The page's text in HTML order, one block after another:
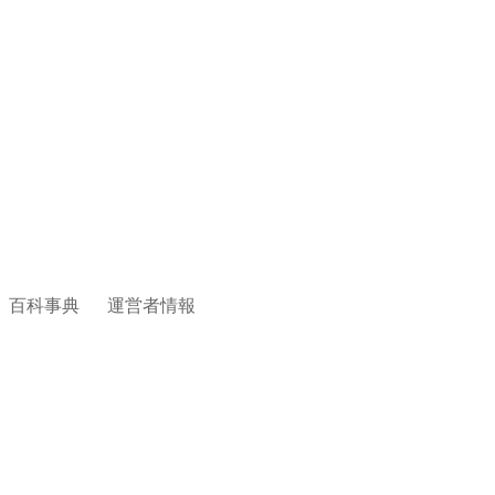
百科事典 運営者情報